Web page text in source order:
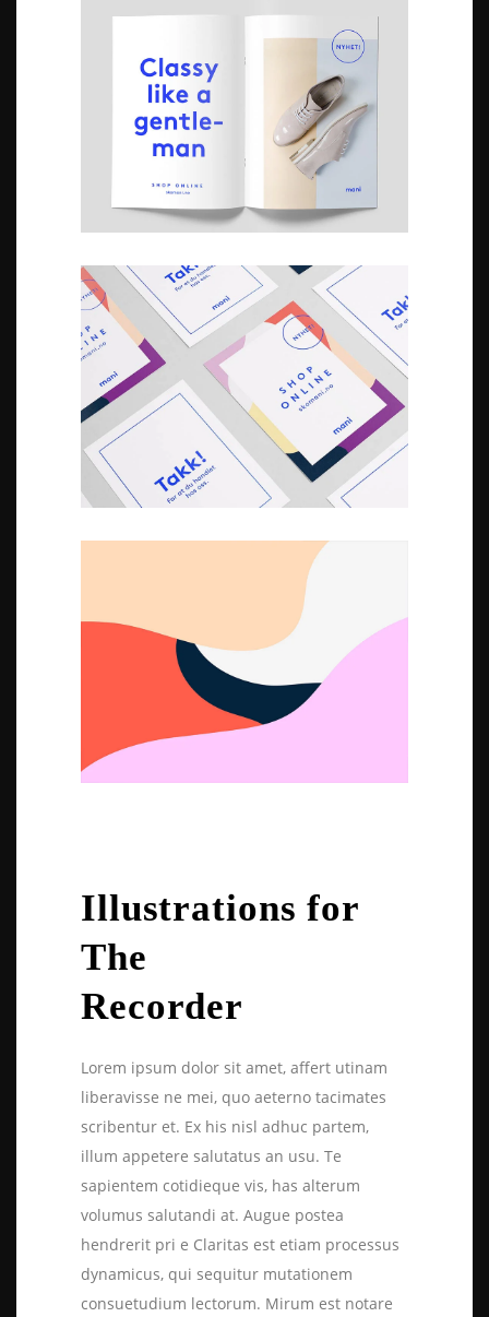
Illustrations for
The
Recorder
Lorem ipsum dolor sit amet, affert utinam
liberavisse ne mei, quo aeterno tacimates
scribentur et. Ex his nisl adhuc partem,
illum appetere salutatus an usu. Te
sapientem cotidieque vis, has alterum
volumus salutandi at. Augue postea
hendrerit pri e Claritas est etiam processus
dynamicus, qui sequitur mutationem
consuetudium lectorum. Mirum est notare